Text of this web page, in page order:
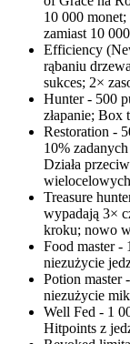
10 000
zamiast 10
Efficiency
rąbaniu
sukces; 2×
Hunter - 500
złapanie; Box
Restoration -
10%
Działa
Treasure
wypadają 3×
kroku; nowo
Food master -
niezużycie
Potion master
niezużycie
Well Fed - 1
Hitpoints z